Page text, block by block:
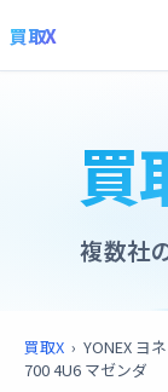
買取X
買
複数社
買取X › YONEX ヨ
700 4U6 マゼンダ